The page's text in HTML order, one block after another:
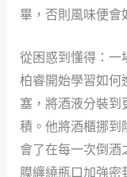
畢，否則風味便會
從困惑到懂得：一
柏睿開始學習如何
塞，將酒液分裝到
積。他將酒櫃挪到
會了在每一次倒酒
膜纏繞瓶口加強密